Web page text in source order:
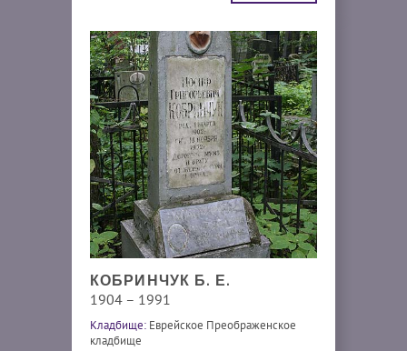
КОБРИНЧУК Б. Е.
1904 – 1991
Кладбище: Еврейское Преображенское
кладбище